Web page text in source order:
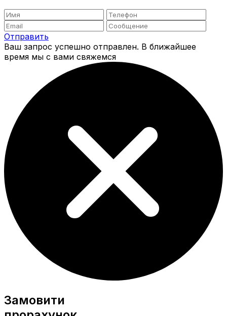
Отправить
Ваш запрос успешно отправлен. В ближайшее
время мы с вами свяжемся
Замовити